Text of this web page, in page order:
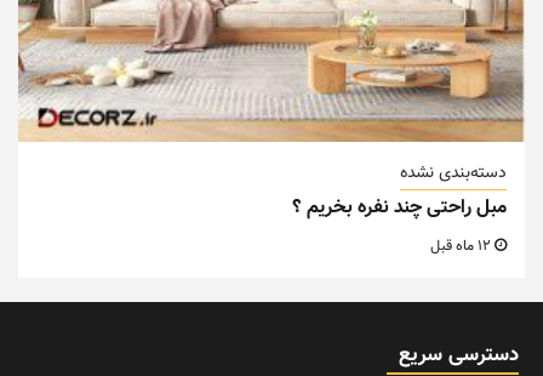
دسته‌بندی نشده
مبل راحتی چند نفره بخریم ؟
دسترسی سریع